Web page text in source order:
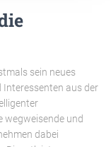
sein neues
Interessenten aus der
und
dabei